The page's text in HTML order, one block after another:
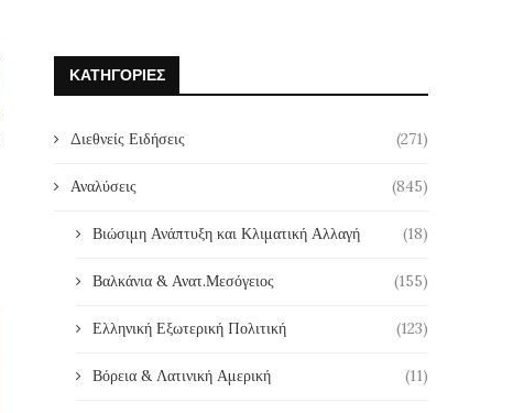
ΚΑΤΗΓΟΡΊΕΣ
Διεθνείς Ειδήσεις (271)
Αναλύσεις (845)
Βιώσιμη Ανάπτυξη και Κλιματική Αλλαγή (18)
Βαλκάνια & Ανατ.Μεσόγειος (155)
Ελληνική Εξωτερική Πολιτική (123)
Βόρεια & Λατινική Αμερική (11)